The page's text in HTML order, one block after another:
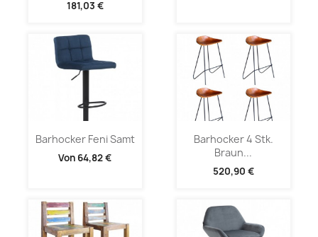
181,03 €
Barhocker Feni Samt
Von 64,82 €
Barhocker 4 Stk.
Braun...
520,90 €